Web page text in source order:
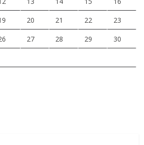
20 21 22 23
27 28 29 30